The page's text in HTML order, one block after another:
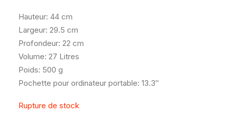
Hauteur: 44 cm
Largeur: 29.5 cm
Profondeur: 22 cm
Volume: 27 Litres
Poids: 500 g
Pochette pour ordinateur portable: 13.3″
Rupture de stock